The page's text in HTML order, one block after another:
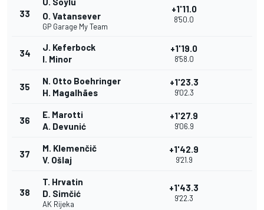
33
O. Vatansever
GP Garage My Team
+1'11.0
8'50.0
34
J. Keferbock
I. Minor
+1'19.0
8'58.0
35
N. Otto Boehringer
H. Magalhães
+1'23.3
9'02.3
36
E. Marotti
A. Devunić
+1'27.9
9'06.9
37
M. Klemenčič
V. Ošlaj
+1'42.9
9'21.9
38
T. Hrvatin
D. Simčić
AK Rijeka
+1'43.3
9'22.3